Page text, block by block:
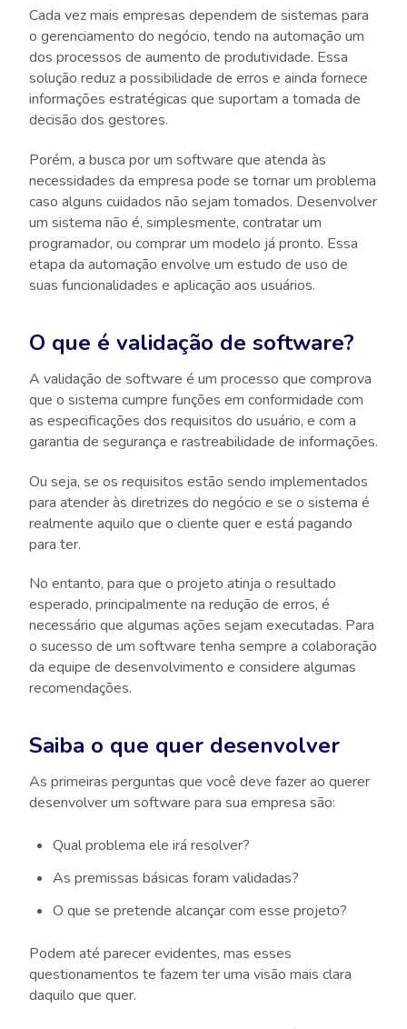
Cada vez mais empresas dependem de sistemas para
o gerenciamento do negócio, tendo na automação um
dos processos de aumento de produtividade. Essa
solução reduz a possibilidade de erros e ainda fornece
informações estratégicas que suportam a tomada de
decisão dos gestores.
Porém, a busca por um software que atenda às
necessidades da empresa pode se tornar um problema
caso alguns cuidados não sejam tomados. Desenvolver
um sistema não é, simplesmente, contratar um
programador, ou comprar um modelo já pronto. Essa
etapa da automação envolve um estudo de uso de
suas funcionalidades e aplicação aos usuários.
O que é validação de software?
A validação de software é um processo que comprova
que o sistema cumpre funções em conformidade com
as especificações dos requisitos do usuário, e com a
garantia de segurança e rastreabilidade de informações.
Ou seja, se os requisitos estão sendo implementados
para atender às diretrizes do negócio e se o sistema é
realmente aquilo que o cliente quer e está pagando
para ter.
No entanto, para que o projeto atinja o resultado
esperado, principalmente na redução de erros, é
necessário que algumas ações sejam executadas. Para
o sucesso de um software tenha sempre a colaboração
da equipe de desenvolvimento e considere algumas
recomendações.
Saiba o que quer desenvolver
As primeiras perguntas que você deve fazer ao querer
desenvolver um software para sua empresa são:
Qual problema ele irá resolver?
As premissas básicas foram validadas?
O que se pretende alcançar com esse projeto?
Podem até parecer evidentes, mas esses
questionamentos te fazem ter uma visão mais clara
daquilo que quer.